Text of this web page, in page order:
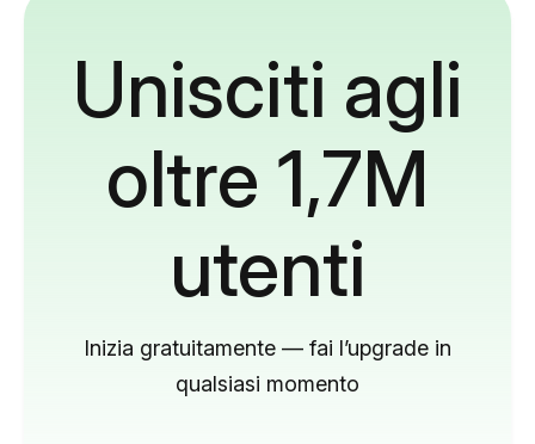
Unisciti agli
oltre 1,7M
utenti
Inizia gratuitamente — fai l’upgrade in
qualsiasi momento